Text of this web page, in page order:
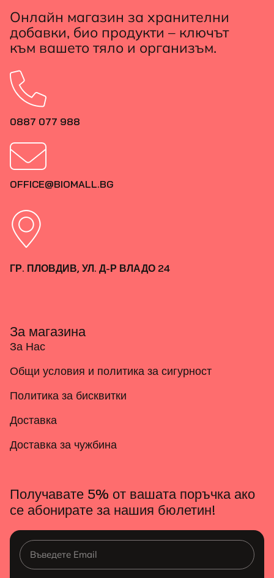
Онлайн магазин за хранителни
добавки, био продукти – ключът
към вашето тяло и организъм.
0887 077 988
OFFICE@BIOMALL.BG
ГР. ПЛОВДИВ, УЛ. Д-Р ВЛАДО 24
За магазина
За Нас
Общи условия и политика за сигурност
Политика за бисквитки
Доставка
Доставка за чужбина
Получавате 5% от вашата поръчка ако
се абонирате за нашия бюлетин!